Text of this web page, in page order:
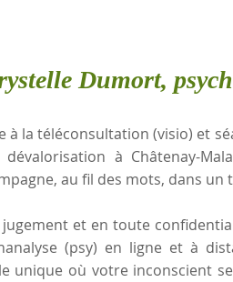
Dumort,
à la téléconsultation (visio) et
à Châtenay-
au fil des mots, dans
jugement et en toute
(psy) en ligne et à
unique où votre inconscient